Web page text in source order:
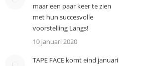
maar een paar keer te zien
met hun succesvolle
voorstelling Langs!
10 januari 2020
TAPE FACE komt eind januari